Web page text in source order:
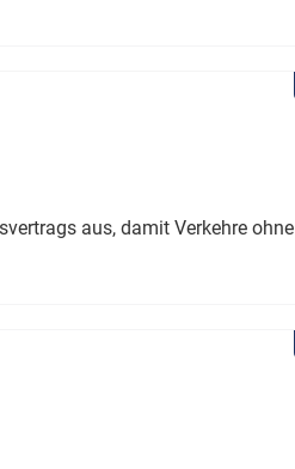
aus, damit Verkehre ohne